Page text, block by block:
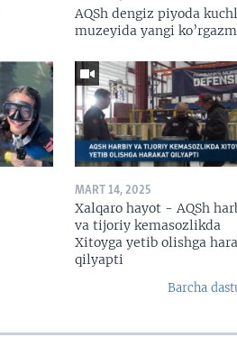
AQSh dengiz piyoda
muzeyida yangi
MART 14, 2025
Xalqaro hayot - AQSh
va tijoriy kemasozlikda
Xitoyga yetib olishga
qilyapti
Barcha